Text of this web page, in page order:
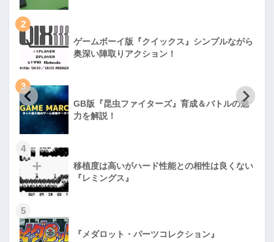
2
ゲームボーイ版『クイックス』シンプルながら
奥深い陣取りアクション！
3
GB版『昆虫ファイターズ』育成＆バトルの魅
力を解説！
4
移植度は高いがハード性能との相性は良くない
『レミングス』
5
『メダロット・パーツコレクション』